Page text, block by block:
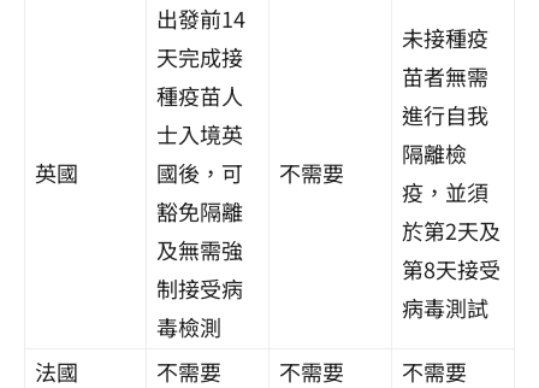
英國
出發前14
天完成接
種疫苗人
士入境英
國後，可
豁免隔離
及無需強
制接受病
毒檢測
不需要
未接種疫
苗者無需
進行自我
隔離檢
疫，並須
於第2天及
第8天接受
病毒測試
法國 不需要 不需要 不需要